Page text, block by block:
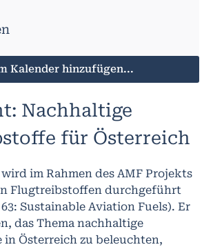
Kalender hinzufügen...
Nachhaltige
für Österreich
im Rahmen des AMF Projekts
Flugtreibstoffen durchgeführt
63: Sustainable Aviation Fuels). Er
das Thema nachhaltige
Österreich zu beleuchten,